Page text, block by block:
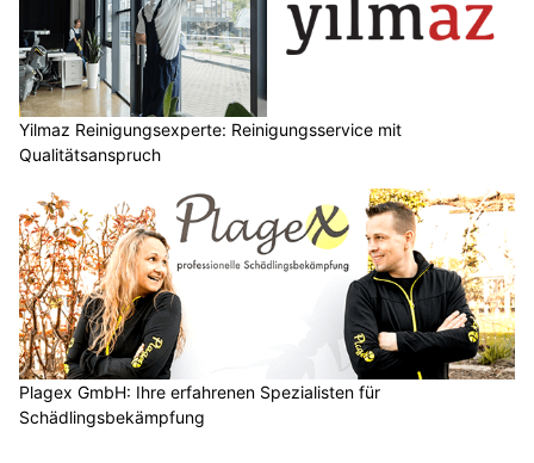
Yilmaz Reinigungsexperte: Reinigungsservice mit
Qualitätsanspruch
Plagex GmbH: Ihre erfahrenen Spezialisten für
Schädlingsbekämpfung